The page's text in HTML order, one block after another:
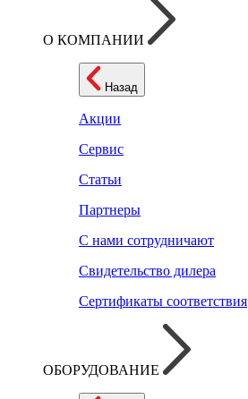
О КОМПАНИИ
Назад
Акции
Сервис
Статьи
Партнеры
С нами сотрудничают
Свидетельство дилера
Сертификаты соответствия
ОБОРУДОВАНИЕ